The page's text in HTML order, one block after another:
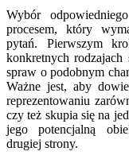
Wybór
procesem, który
pytań. Pierwszym
konkretnych
spraw o podobnym
Ważne jest, aby
reprezentowaniu
czy też skupia się na
jego potencjalną
drugiej strony.